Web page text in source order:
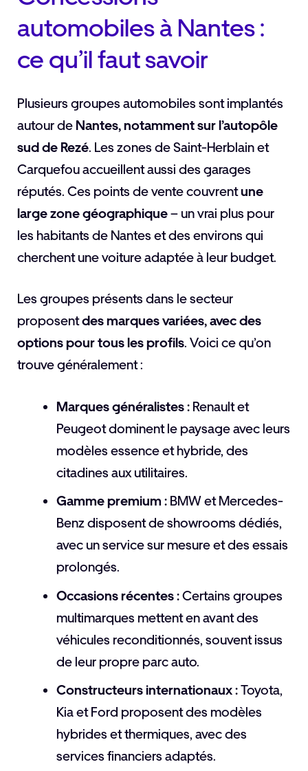
automobiles à Nantes :
ce qu’il faut savoir
Plusieurs groupes automobiles sont implantés
autour de Nantes, notamment sur l’autopôle
sud de Rezé. Les zones de Saint-Herblain et
Carquefou accueillent aussi des garages
réputés. Ces points de vente couvrentune
large zone géographique– un vrai plus pour
les habitants de Nantes et des environs qui
cherchent une voiture adaptée à leur budget.
Les groupes présents dans le secteur
proposentdes marques variées, avec des
options pour tous les profils. Voici ce qu’on
trouve généralement :
Marques généralistes : Renault et
Peugeot dominent le paysage avec leurs
modèles essence et hybride, des
citadines aux utilitaires.
Gamme premium : BMW et Mercedes-
Benz disposent de showrooms dédiés,
avec un service sur mesure et des essais
prolongés.
Occasions récentes :Certains groupes
multimarques mettent en avant des
véhicules reconditionnés, souvent issus
de leur propre parc auto.
Constructeurs internationaux :Toyota,
Kia et Ford proposent des modèles
hybrides et thermiques, avec des
services financiers adaptés.